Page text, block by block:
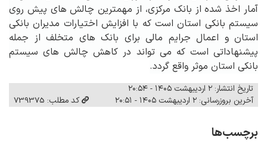
آمار اخذ شده از بانک مرکزی، از مهمترین چالش های پیش روی
سیستم بانکی استان است که با افزایش اختیارات مدیران بانکی
استان و اعمال جرایم مالی برای بانک های متخلف از جمله
پیشنهاداتی است که می تواند در کاهش چالش های سیستم
بانکی استان موثر واقع گردد.
تاریخ انتشار: ۲ اردیبهشت ۱۴۰۵ - ۲۰:۵۴
آخرین بروزرسانی: ۲ اردیبهشت ۱۴۰۵ - ۲۰:۵۱
کد مطلب: 739375
برچسب‌ها